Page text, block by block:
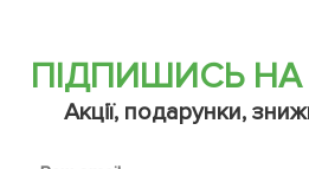
ПІДПИШИСЬ
Акції, подарунки,